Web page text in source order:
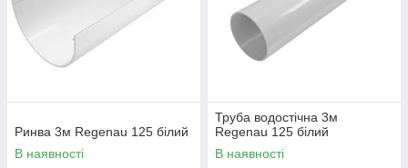
Ринва 3м Regenau 125 білий
В наявності
Труба водостічна 3м
Regenau 125 білий
В наявності